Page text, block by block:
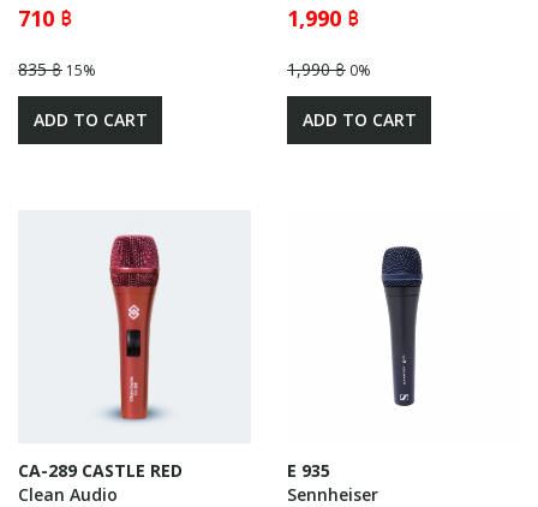
710 ฿
835 ฿ 15%
ADD TO CART
1,990 ฿
1,990 ฿ 0%
ADD TO CART
CA-289 CASTLE RED
Clean Audio
E 935
Sennheiser